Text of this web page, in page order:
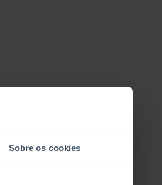
Sobre os cookies